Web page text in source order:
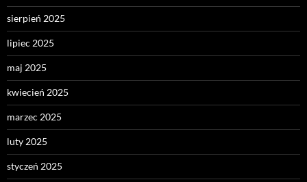
sierpień 2025
lipiec 2025
maj 2025
kwiecień 2025
marzec 2025
luty 2025
styczeń 2025